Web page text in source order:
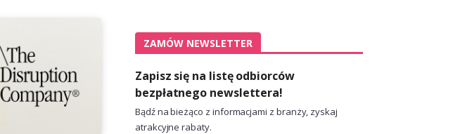
ZAMÓW NEWSLETTER
Zapisz się na listę odbiorców
bezpłatnego newslettera!
Bądź na bieżąco z informacjami z branży, zyskaj
atrakcyjne rabaty.